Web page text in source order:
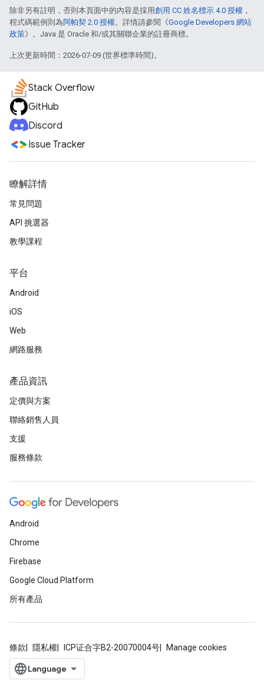
除非另有註明，否則本頁面中的內容是採用創用 CC 姓名標示 4.0 授權 ，
程式碼範例則為阿帕契 2.0 授權。詳情請參閱《Google Developers 網站
政策》。Java 是 Oracle 和/或其關聯企業的註冊商標。
上次更新時間：2026-07-09 (世界標準時間)。
Stack Overflow
GitHub
Discord
Issue Tracker
瞭解詳情
常見問題
API 挑選器
教學課程
平台
Android
iOS
Web
網路服務
產品資訊
定價與方案
聯絡銷售人員
支援
服務條款
Android
Chrome
Firebase
Google Cloud Platform
所有產品
條款 隱私權 ICP证合字B2-20070004号 Manage cookies